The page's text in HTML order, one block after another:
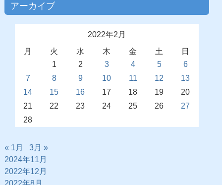
アーカイブ
2022年2月
月
火 水 木 金 土
日
1
2 3 4 5
6
7
8 9 10 11 12
13
14
15 16 17 18 19
20
21
22 23 24 25 26
27
28
« 1月
3月 »
2024年11月
2022年12月
2022年8月